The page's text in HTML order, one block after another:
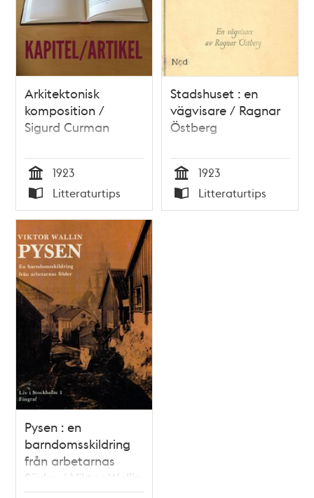
Arkitektonisk
komposition /
Sigurd Curman
Tid
1923
Typ
Litteraturtips
Stadshuset : en
vägvisare / Ragnar
Östberg
Tid
1923
Typ
Litteraturtips
Pysen : en
barndomsskildring
från arbetarnas
Söder / Viktor Wallin